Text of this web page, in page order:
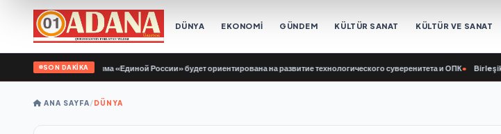
DÜNYA EKONOMİ GÜNDEM KÜLTÜR SANAT KÜLTÜR VE SANAT
SON DAKİKA
программа «Единой России» будет ориентирована на развитие технологического суверенитета и ОПК• Birleşik Rusya
ANA SAYFA/DÜNYA